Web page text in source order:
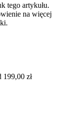
tego artykułu.
na więcej
199,00 zł